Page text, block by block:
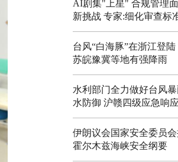
AI剧集"上星" 合规管理
新挑战 专家:细化审查标
台风“白海豚”在浙江登陆
苏皖豫冀等地有强降雨
水利部门全力做好台风
水防御 沪赣四级应急响应
伊朗议会国家安全委员
霍尔木兹海峡安全纲要